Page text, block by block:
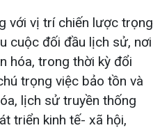
với vị trí chiến lược trọng
cuộc đối đầu lịch sử, nơi
hóa, trong thời kỳ đổi
trọng việc bảo tồn và
lịch sử truyền thống
triển kinh tế- xã hội,